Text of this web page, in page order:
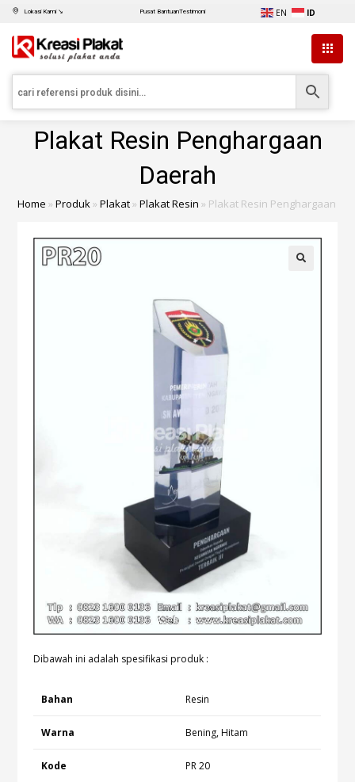
Lokasi Kami ↘ Pusat BantuanTestimoni EN ID
Plakat Resin Penghargaan
Daerah
Home »Produk»Plakat»Plakat Resin » Plakat Resin Penghargaan
Dibawah ini adalah spesifikasi produk :
Bahan Resin
Warna Bening, Hitam
Kode PR 20